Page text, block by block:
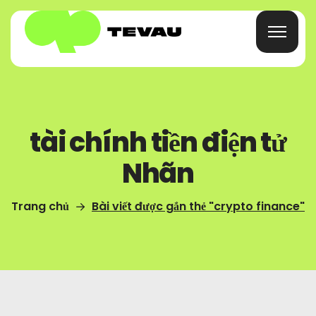
Thẻ
Về
tài chính tiền điện tử
Nhãn
Trang chủ Bài viết được gắn thẻ "crypto finance"